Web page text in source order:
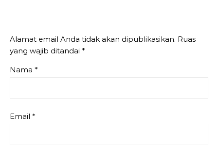
Alamat email Anda tidak akan dipublikasikan. Ruas
yang wajib ditandai *
Nama *
Email *